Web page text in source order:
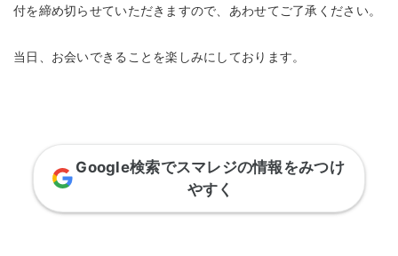
付を締め切らせていただきますので、あわせてご了承ください。
当日、お会いできることを楽しみにしております。
Google検索でスマレジの情報をみつけ
やすく